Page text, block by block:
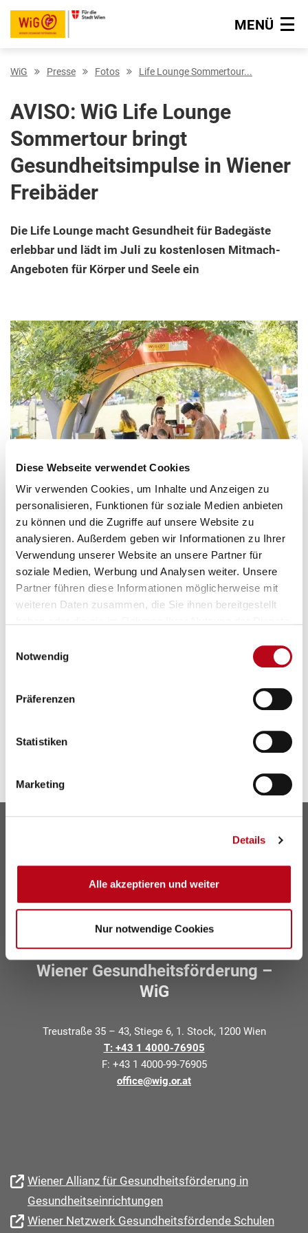
Diese Webseite verwendet Cookies
Wir verwenden Cookies, um Inhalte und Anzeigen zu
personalisieren, Funktionen für soziale Medien anbieten
zu können und die Zugriffe auf unsere Website zu
analysieren. Außerdem geben wir Informationen zu Ihrer
Verwendung unserer Website an unsere Partner für
soziale Medien, Werbung und Analysen weiter. Unsere
Partner führen diese Informationen möglicherweise mit
weiteren Daten zusammen, die Sie ihnen bereitgestellt
Notwendig
Präferenzen
Statistiken
Marketing
Details
Alle akzeptieren und weiter
Nur notwendige Cookies
MENÜ
WiG Presse Fotos Life Lounge Sommertour...
AVISO: WiG Life Lounge
Sommertour bringt
Gesundheitsimpulse in Wiener
Freibäder
Die Life Lounge macht Gesundheit für Badegäste
erlebbar und lädt im Juli zu kostenlosen Mitmach-
Angeboten für Körper und Seele ein
WiG/Zsolt Marton
Download für Print
Download für Web
Tipps für das eigene Wohlbefinden und jede Menge
Simmeringer Bad, Familienbad Schweizergarten sowie
Augarten und im Strandbad Gänsehäufel. © WiG/Zsolt
Wiener Gesundheitsförderung –
WiG
Treustraße 35 – 43, Stiege 6, 1. Stock, 1200 Wien
T: +43 1 4000-76905
F: +43 1 4000-99-76905
office@wig.or.at
Wiener Allianz für Gesundheitsförderung in
Gesundheitseinrichtungen
Wiener Netzwerk Gesundheitsfördende Schulen